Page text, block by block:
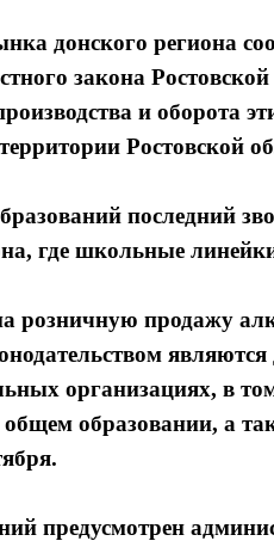
донского региона
закона
и оборота
Ростовской
последний
где школьные
розничную продажу
организациях, в
общем образовании, а
предусмотрен